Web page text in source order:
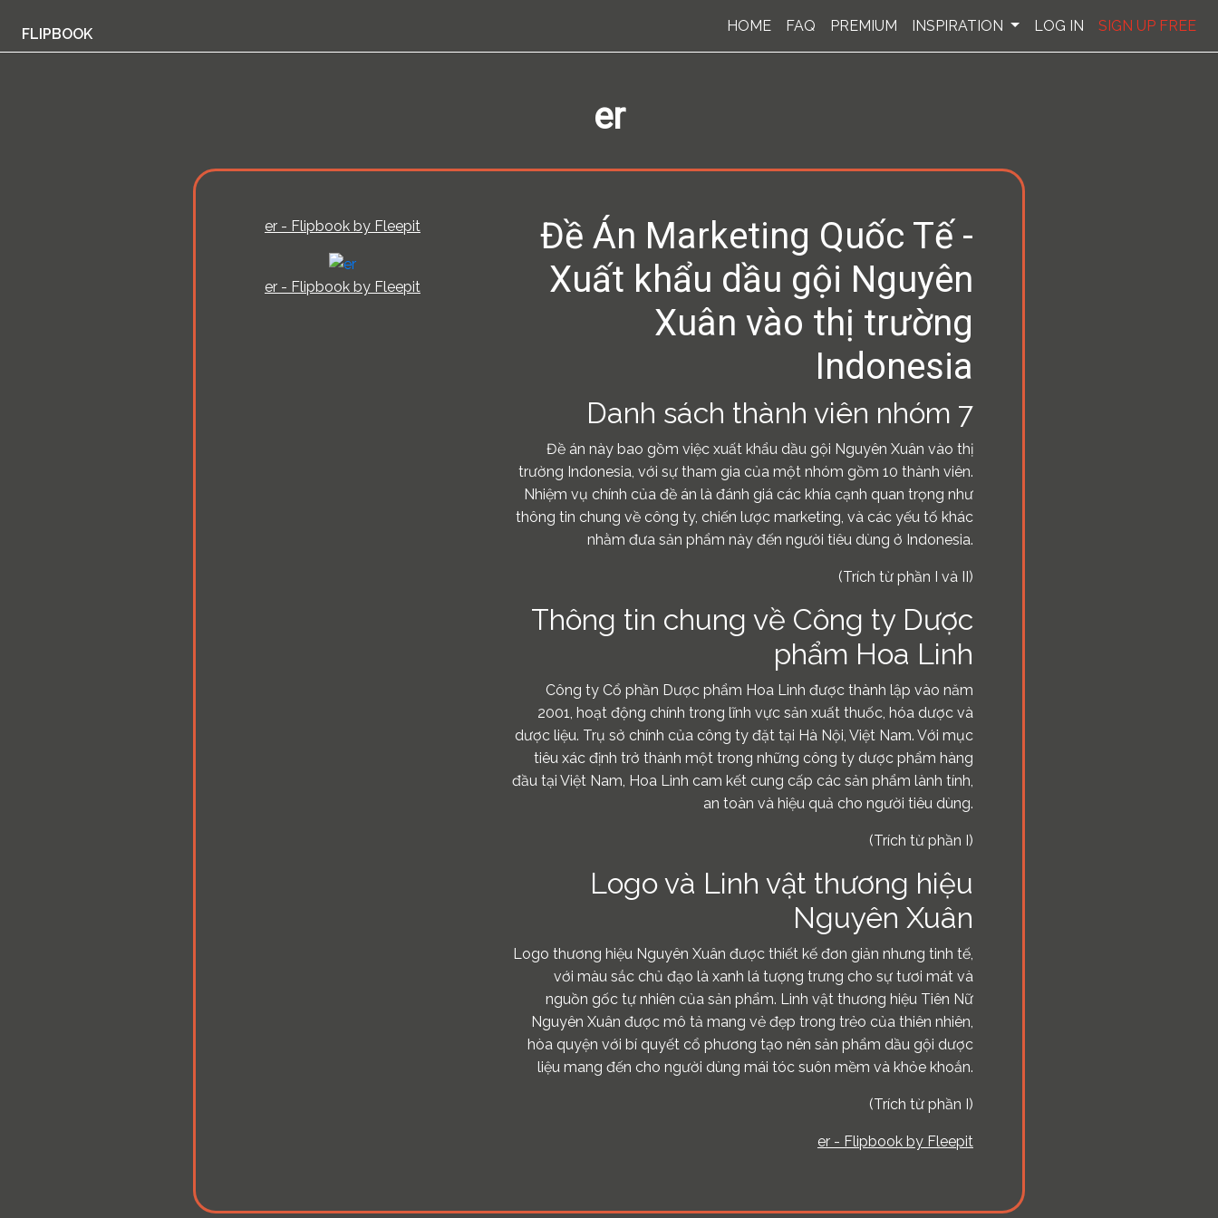
FLIPBOOK HOME FAQ PREMIUM INSPIRATION LOG IN SIGN UP FREE
er
er - Flipbook by Fleepit
er - Flipbook by Fleepit
Đề Án Marketing Quốc Tế -
Xuất khẩu dầu gội Nguyên
Xuân vào thị trường
Indonesia
Danh sách thành viên nhóm 7
Đề án này bao gồm việc xuất khẩu dầu gội Nguyên Xuân vào thị
trường Indonesia, với sự tham gia của một nhóm gồm 10 thành viên.
Nhiệm vụ chính của đề án là đánh giá các khía cạnh quan trọng như
thông tin chung về công ty, chiến lược marketing, và các yếu tố khác
nhằm đưa sản phẩm này đến người tiêu dùng ở Indonesia.
(Trích từ phần I và II)
Thông tin chung về Công ty Dược
phẩm Hoa Linh
Công ty Cổ phần Dược phẩm Hoa Linh được thành lập vào năm
2001, hoạt động chính trong lĩnh vực sản xuất thuốc, hóa dược và
dược liệu. Trụ sở chính của công ty đặt tại Hà Nội, Việt Nam. Với mục
tiêu xác định trở thành một trong những công ty dược phẩm hàng
đầu tại Việt Nam, Hoa Linh cam kết cung cấp các sản phẩm lành tính,
an toàn và hiệu quả cho người tiêu dùng.
(Trích từ phần I)
Logo và Linh vật thương hiệu
Nguyên Xuân
Logo thương hiệu Nguyên Xuân được thiết kế đơn giản nhưng tinh tế,
với màu sắc chủ đạo là xanh lá tượng trưng cho sự tươi mát và
nguồn gốc tự nhiên của sản phẩm. Linh vật thương hiệu Tiên Nữ
Nguyên Xuân được mô tả mang vẻ đẹp trong trẻo của thiên nhiên,
hòa quyện với bí quyết cổ phương tạo nên sản phẩm dầu gội dược
liệu mang đến cho người dùng mái tóc suôn mềm và khỏe khoắn.
(Trích từ phần I)
er - Flipbook by Fleepit